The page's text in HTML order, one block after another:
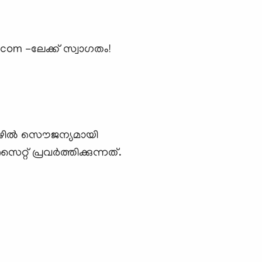
-ലേക്ക് സ്വാഗതം!
സൌജന്യമായി
പ്രവര്‍ത്തിക്കുന്നത്.